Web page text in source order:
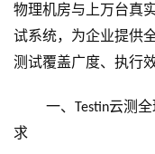
物理机房与上万台真
试系统，为企业提供
测试覆盖广度、执行
一、 Testin云测
求